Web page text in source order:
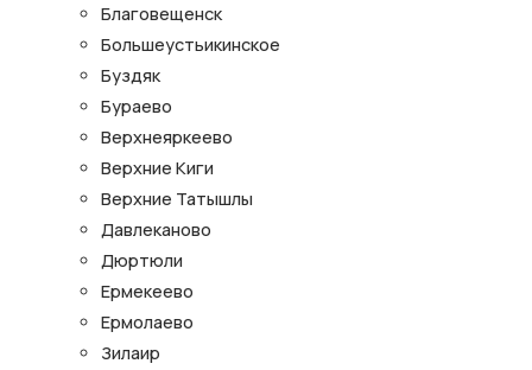
Благовещенск
Большеустьикинское
Буздяк
Бураево
Верхнеяркеево
Верхние Киги
Верхние Татышлы
Давлеканово
Дюртюли
Ермекеево
Ермолаево
Зилаир